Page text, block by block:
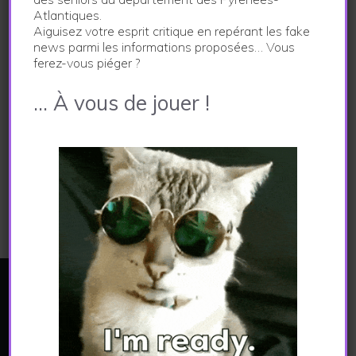
29 avril 2024
Découverte inattendue sur les premières Fêtes de
Bayonne
L’été toute l’année au Pays basque
Un billet dollar français
2 avril 2024
LE JOURNAL DES FAKE NEWS
Ce site constitue le support d'un projet pédagogique
Atlantiques.
Aiguisez votre esprit critique en repérant les fake
news parmi les informations proposées… Vous
ferez-vous piéger ?
… À vous de jouer !